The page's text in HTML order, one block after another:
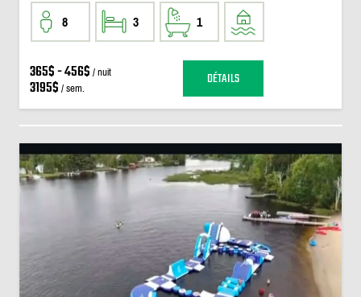
8 3 1
365$ - 456$ / nuit
3195$ / sem. DÉTAILS